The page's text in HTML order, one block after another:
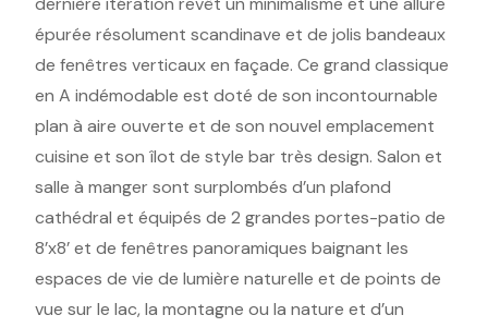
épurée résolument scandinave et de jolis bandeaux
de fenêtres verticaux en façade. Ce grand classique
en A indémodable est doté de son incontournable
plan à aire ouverte et de son nouvel emplacement
cuisine et son îlot de style bar très design. Salon et
salle à manger sont surplombés d’un plafond
cathédral et équipés de 2 grandes portes-patio de
8’x8’ et de fenêtres panoramiques baignant les
espaces de vie de lumière naturelle et de points de
vue sur le lac, la montagne ou la nature et d’un